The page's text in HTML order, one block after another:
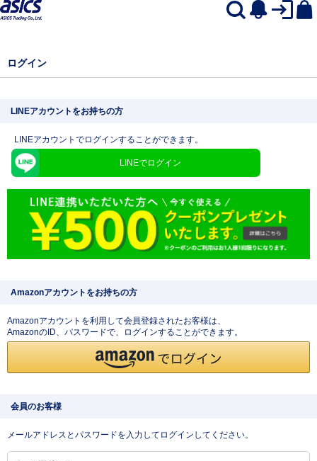
ログイン
LINEアカウントをお持ちの方
LINEアカウントでログインすることができます。
LINEでログイン
Amazonアカウントをお持ちの方
Amazonアカウントを利用して会員登録されたお客様は、
AmazonのID、パスワードで、ログインすることができます。
会員のお客様
メールアドレスとパスワードを入力してログインしてください。